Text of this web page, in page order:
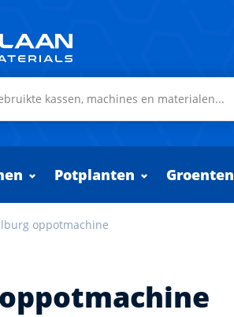
Potplanten Groenten
oppotmachine